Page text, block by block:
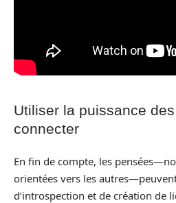
Utiliser la puissance
connecter
En fin de compte, les
orientées vers les
d’introspection et de création de